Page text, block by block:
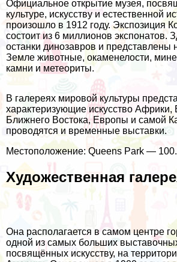
Официальное открытие музея,
культуре, искусству и естественной
произошло в 1912 году. Экспозиция
состоит из 6 миллионов экспонатов.
останки динозавров и
Земле животные, окаменелости,
камни и метеориты.
В галереях мировой культуры
характеризующие искусство Африки,
Ближнего Востока, Европы и самой
проводятся и временные выставки.
Местоположение: Queens Park — 100.
Художественная
Она располагается в самом центре
одной из самых больших
посвящённых искусству, на